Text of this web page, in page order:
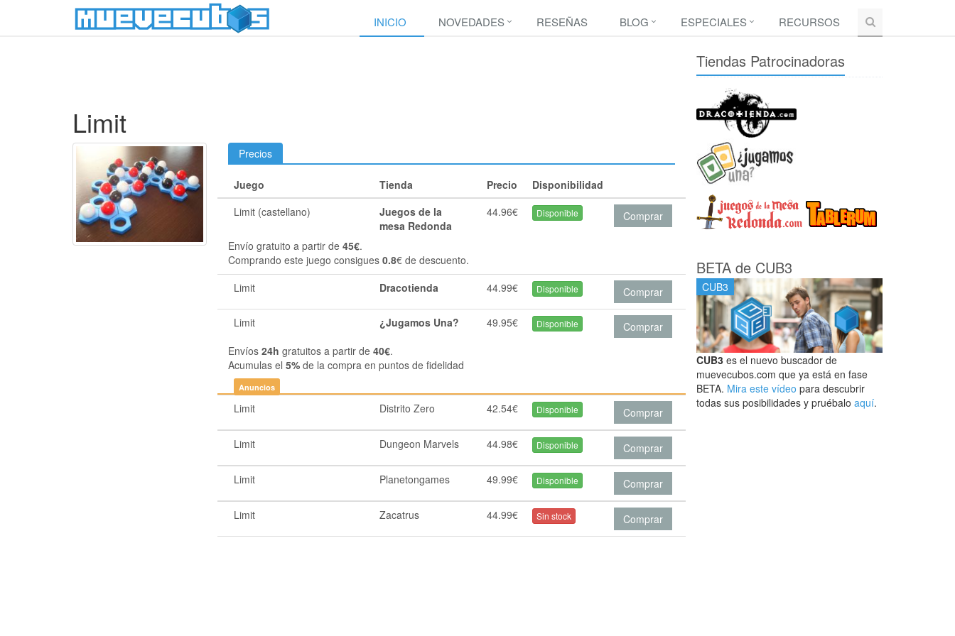
INICIO NOVEDADES RESEÑAS BLOG ESPECIALES RECURSOS
Limit
Precios
Juego Tienda Precio
Disponibilidad
Limit (castellano)
Juegos de la
mesa Redonda
44.96€ Disponible Comprar
Envío gratuito a partir de45€.
Comprando este juego consigues0.8€ de descuento.
Limit
Dracotienda 44.99€ Disponible Comprar
Limit ¿Jugamos Una? 49.95€ Disponible
Comprar
Envíos24h gratuitos a partir de40€.
Acumulas el5% de la compra en puntos de fidelidad
Anuncios
Limit Distrito Zero 42.54€ Disponible Comprar
Limit Dungeon Marvels 44.98€ Disponible Comprar
Limit Planetongames 49.99€ Disponible Comprar
Limit Zacatrus 44.99€ Sin stock Comprar
Tiendas Patrocinadoras
BETA de CUB3
CUB3
CUB3es el nuevo buscador de
muevecubos.com que ya está en fase
BETA. Mira este vídeo para descubrir
todas sus posibilidades y pruébalo aquí.